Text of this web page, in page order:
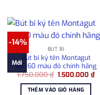
-14%
Mới
BÚT BI
Bút bi ký tên Montagut
MT160 màu đỏ chính hãng
1.750.000₫ Giá
là:
1.500.000₫Giá
THÊM VÀO GIỎ HÀNG